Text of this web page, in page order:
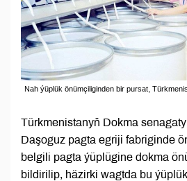
Nah ýüplük önümçiliginden bir pursat,
Türkmenistanyň Dokma
Daşoguz pagta egriji fabriginde
belgili pagta ýüplügine dokma
bildirilip, häzirki wagtda bu